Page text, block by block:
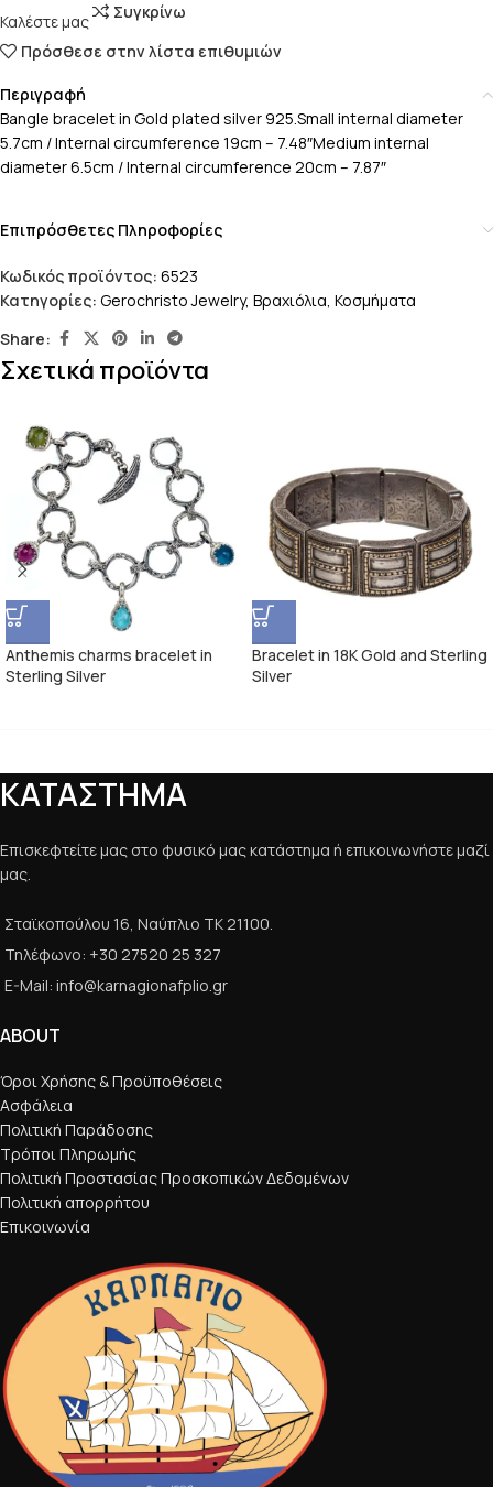
Καλέστε μας
Συγκρίνω
Πρόσθεσε στην λίστα επιθυμιών
Περιγραφή
Bangle bracelet in Gold plated silver 925.Small internal diameter
5.7cm / Internal circumference 19cm – 7.48″Medium internal
diameter 6.5cm / Internal circumference 20cm – 7.87″
Επιπρόσθετες Πληροφορίες
Κωδικός προϊόντος: 6523
Κατηγορίες: Gerochristo Jewelry, Βραχιόλια, Κοσμήματα
Share:
Σχετικά προϊόντα
Anthemis charms bracelet in
Sterling Silver
Bracelet in 18K Gold and Sterling
Silver
ΚΑΤΑΣΤΗΜΑ
Επισκεφτείτε μας στο φυσικό μας κατάστημα ή επικοινωνήστε μαζί
μας.
Σταϊκοπούλου 16, Ναύπλιο ΤΚ 21100.
Τηλέφωνο: +30 27520 25 327
E-Mail: info@karnagionafplio.gr
ABOUT
Όροι Χρήσης & Προϋποθέσεις
Ασφάλεια
Πολιτική Παράδοσης
Τρόποι Πληρωμής
Πολιτική Προστασίας Προσκοπικών Δεδομένων
Πολιτική απορρήτου
Επικοινωνία